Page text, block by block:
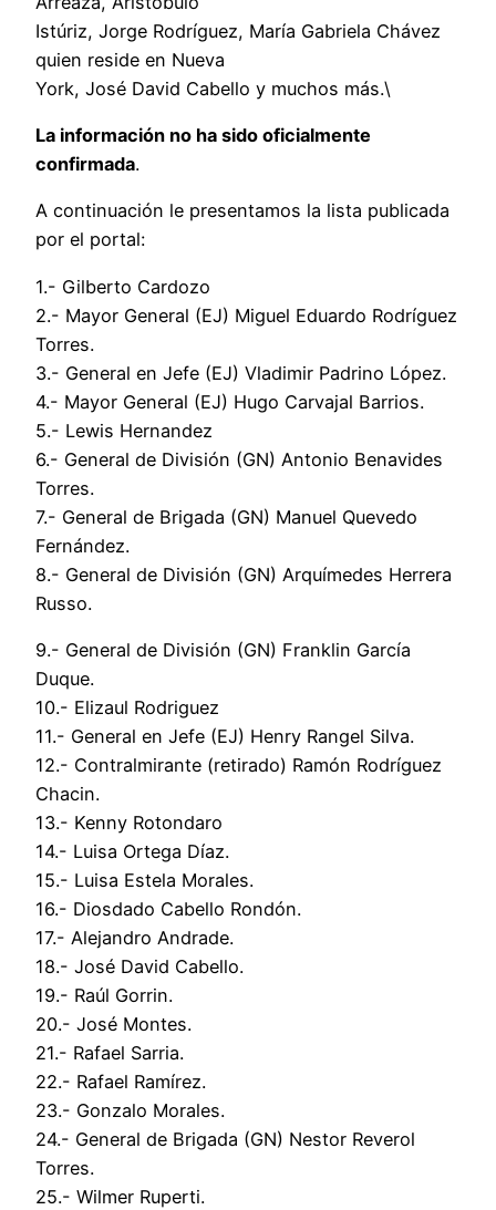
Istúriz, Jorge Rodríguez, María Gabriela Chávez
quien reside en Nueva
York, José David Cabello y muchos más.\
La información no ha sido oficialmente
confirmada.
A continuación le presentamos la lista publicada
por el portal:
1.- Gilberto Cardozo
2.- Mayor General (EJ) Miguel Eduardo Rodríguez
Torres.
3.- General en Jefe (EJ) Vladimir Padrino López.
4.- Mayor General (EJ) Hugo Carvajal Barrios.
5.- Lewis Hernandez
6.- General de División (GN) Antonio Benavides
Torres.
7.- General de Brigada (GN) Manuel Quevedo
Fernández.
8.- General de División (GN) Arquímedes Herrera
Russo.
9.- General de División (GN) Franklin García
Duque.
10.- Elizaul Rodriguez
11.- General en Jefe (EJ) Henry Rangel Silva.
12.- Contralmirante (retirado) Ramón Rodríguez
Chacin.
13.- Kenny Rotondaro
14.- Luisa Ortega Díaz.
15.- Luisa Estela Morales.
16.- Diosdado Cabello Rondón.
17.- Alejandro Andrade.
18.- José David Cabello.
19.- Raúl Gorrin.
20.- José Montes.
21.- Rafael Sarria.
22.- Rafael Ramírez.
23.- Gonzalo Morales.
24.- General de Brigada (GN) Nestor Reverol
Torres.
25.- Wilmer Ruperti.